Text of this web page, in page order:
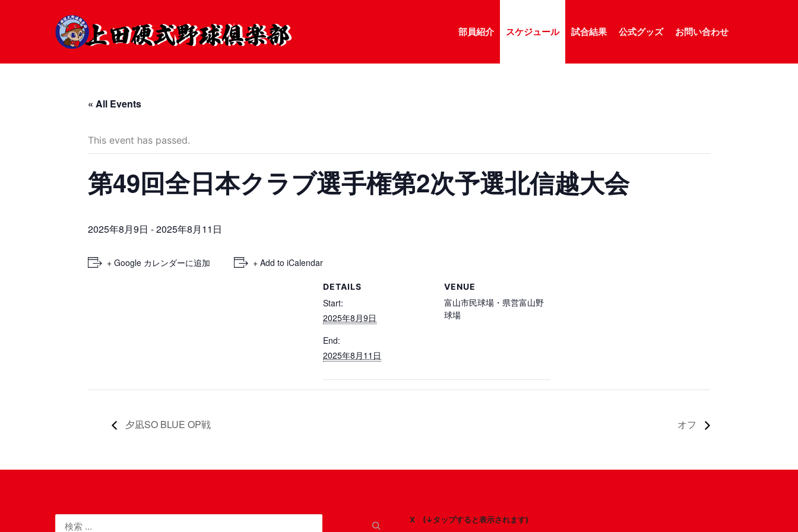
部員紹介 スケジュール 試合結果 公式グッズ お問い合わせ
« All Events
This event has passed.
第49回全日本クラブ選手権第2次予選北信越大会
2025年8月9日 -2025年8月11日
+ Google カレンダーに追加 + Add to iCalendar
DETAILS
Start:
2025年8月9日
End:
2025年8月11日
VENUE
富山市民球場・県営富山野
球場
夕凪SO BLUE OP戦 オフ
X (↓タップすると表示されます)